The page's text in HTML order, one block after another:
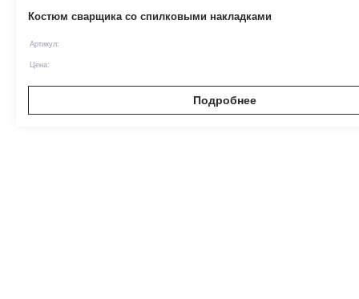
Костюм сварщика со спилковыми накладками
Артикул:
Цена:
Подробнее